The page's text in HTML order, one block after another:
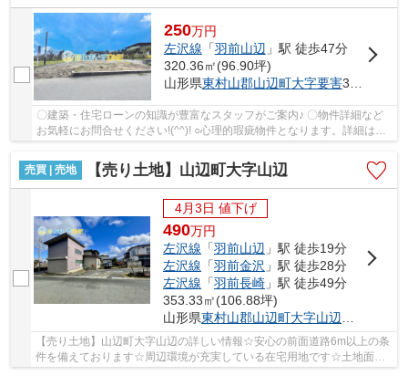
250万円
左沢線 「羽前山辺 」駅 徒歩47分
320.36㎡(96.90坪)
山形県東村山郡山辺町大字要害367-3
〇建築・住宅ローンの知識が豊富なスタッフがご案内♪ 〇物件詳細など
お気軽にお問合せください!(^^)! ○心理的瑕疵物件となります。詳細はお
売買 | 売地
【売り土地】山辺町大字山辺
4月3日 値下げ
490万円
左沢線 「羽前山辺 」駅 徒歩19分
左沢線 「羽前金沢 」駅 徒歩28分
左沢線 「羽前長崎」駅 徒歩49分
353.33㎡(106.88坪)
山形県東村山郡山辺町大字山辺
【売り土地】山辺町大字山辺の詳しい情報☆安心の前面道路6m以上の条
件を備えております☆周辺環境が充実している在宅用地です☆土地面積